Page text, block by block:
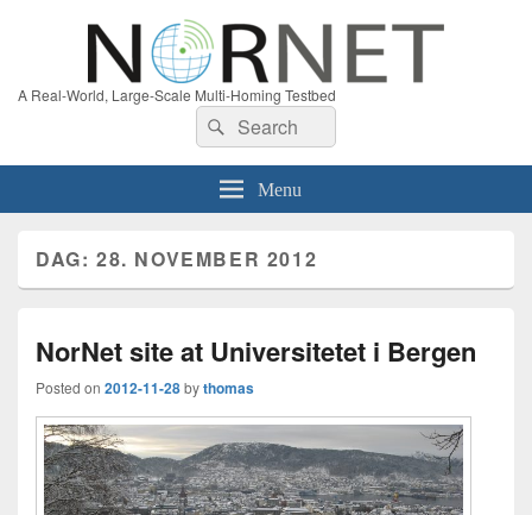
A Real-World, Large-Scale Multi-Homing Testbed
Search
for:
Search
Menu
DAG: 28. NOVEMBER 2012
NorNet site at Universitetet i Bergen
Posted on 2012-11-28bythomas